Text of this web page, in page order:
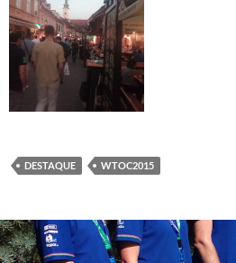
DESTAQUE WTOC2015